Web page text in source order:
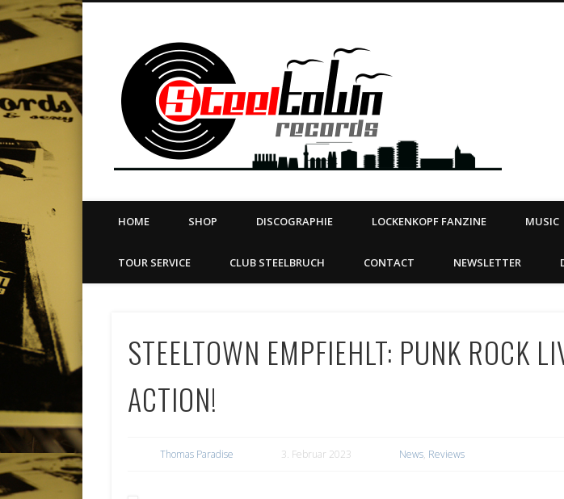
LABEL | MERCH | PRINT | DIY | FANZINE | TOURSERVICE | BOOKING
VimeoDribble LinkedIn
HOME SHOP DISCOGRAPHIE LOCKENKOPF FANZINE MUSIC
TOUR SERVICE CLUB STEELBRUCH CONTACT NEWSLETTER
STEELTOWN EMPFIEHLT: PUNK ROCK
ACTION!
Thomas Paradise 3. Februar 2023 News, Reviews